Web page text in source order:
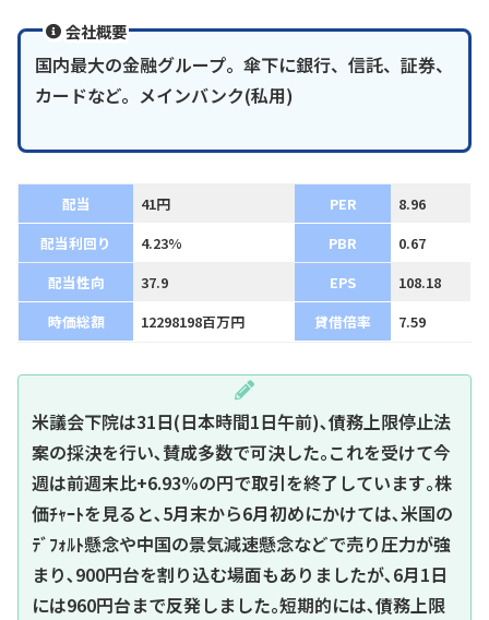
会社概要
国内最大の金融グループ。傘下に銀行、信託、証券、
カードなど。メインバンク(私用)
配当 41円 PER
8.96
配当利回り
4.23% PBR
0.67
配当性向
37.9 EPS
108.18
時価総額
12298198百万円 貸借倍率 7.59
米議会下院は31日(日本時間1日午前)､債務上限停止法
案の採決を行い､賛成多数で可決した｡これを受けて今
週は前週末比+6.93%の円で取引を終了しています｡株
価ﾁｬｰﾄを見ると､5月末から6月初めにかけては､米国の
ﾃﾞﾌｫﾙﾄ懸念や中国の景気減速懸念などで売り圧力が強
まり､900円台を割り込む場面もありましたが､6月1日
には960円台まで反発しました｡短期的には､債務上限